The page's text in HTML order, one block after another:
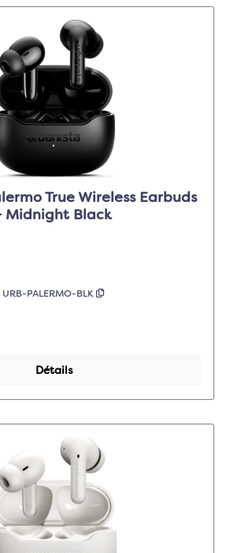
True Wireless Earbuds
Midnight Black
URB-PALERMO-BLK
Détails